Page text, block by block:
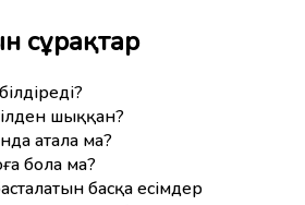
сұрақтар
шыққан?
атала ма?
бола ма?
басқа есімдер